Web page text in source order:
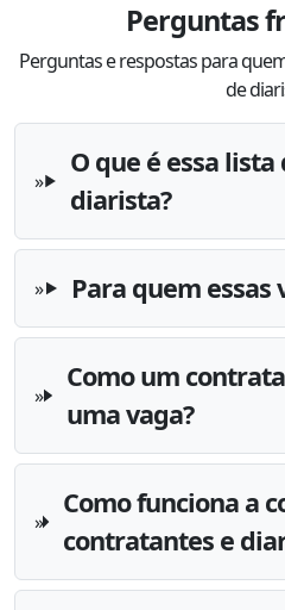
Perguntas
Perguntas e respostas para
de
O que é essa lista
diarista?
Para quem essas
Como um
uma vaga?
Como funciona a
contratantes e